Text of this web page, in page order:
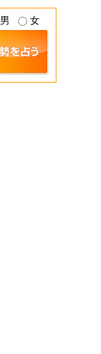
男 女